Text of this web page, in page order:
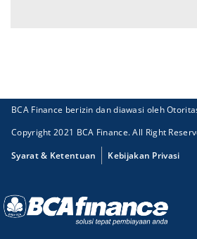
BCA Finance berizin dan diawasi oleh
Copyright 2021 BCA Finance. All Right
Syarat & Ketentuan
Kebijakan Privasi